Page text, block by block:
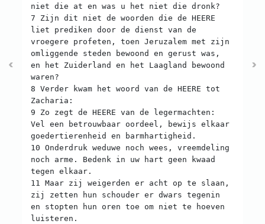
niet die at en was u het niet die dronk?
7 Zijn dit niet de woorden die de HEERE
liet prediken door de dienst van de
vroegere profeten, toen Jeruzalem met zijn
omliggende steden bewoond en gerust was,
en het Zuiderland en het Laagland bewoond
waren?
8 Verder kwam het woord van de HEERE tot
Zacharia:
9 Zo zegt de HEERE van de legermachten:
Vel een betrouwbaar oordeel, bewijs elkaar
goedertierenheid en barmhartigheid.
10 Onderdruk weduwe noch wees, vreemdeling
noch arme. Bedenk in uw hart geen kwaad
tegen elkaar.
11 Maar zij weigerden er acht op te slaan,
zij zetten hun schouder er dwars tegenin
en stopten hun oren toe om niet te hoeven
luisteren.